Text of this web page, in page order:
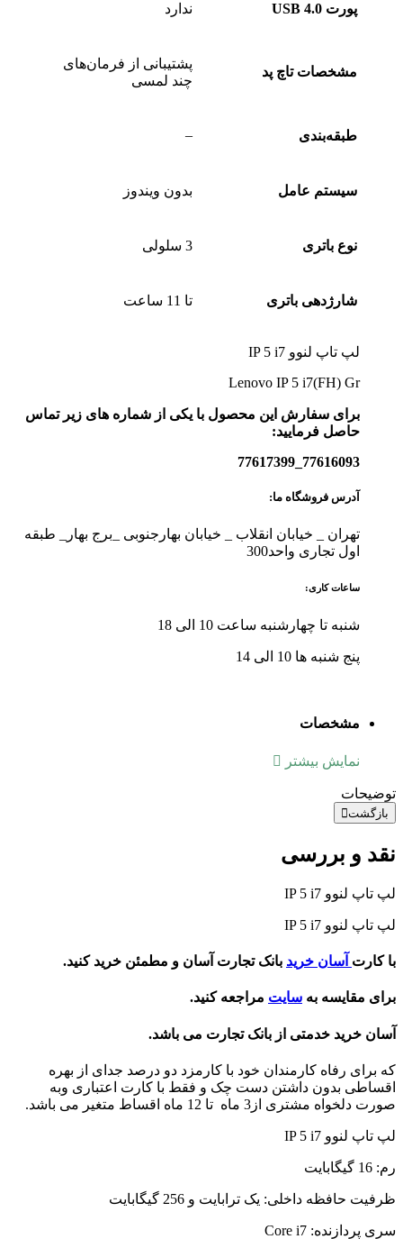
پورت USB 4.0 ندارد
مشخصات تاچ پد
پشتیبانی از فرمان‌های
چند لمسی
طبقه‌بندی –
سیستم عامل بدون ویندوز
نوع باتری 3 سلولی
شارژدهی باتری تا 11 ساعت
لپ تاپ لنوو IP 5 i7
Lenovo IP 5 i7(FH) Gr
برای سفارش این محصول با یکی از شماره های زیر تماس
حاصل فرمایید:
77616093_77617399
آدرس فروشگاه ما:
تهران _ خیابان انقلاب _ خیابان بهارجنوبی _برج بهار_ طبقه
اول تجاری واحد300
ساعات کاری:
شنبه تا چهارشنبه ساعت 10 الی 18
پنج شنبه ها 10 الی 14
مشخصات
نمایش بیشتر
توضیحات
بازگشت
نقد و بررسی
لپ تاپ لنوو IP 5 i7
لپ تاپ لنوو IP 5 i7
با کارت آسان خرید بانک تجارت آسان و مطمئن خرید کنید.
برای مقایسه به سایت مراجعه کنید.
آسان خرید خدمتی از بانک تجارت می باشد.
که برای رفاه کارمندان خود با کارمزد دو درصد جدای از بهره
اقساطی بدون داشتن دست چک و فقط با کارت اعتباری وبه
صورت دلخواه مشتری از3 ماه تا 12 ماه اقساط متغیر می باشد.
لپ تاپ لنوو IP 5 i7
رم: 16 گیگابایت
ظرفیت حافظه داخلی: یک ترابایت و 256 گیگابایت
سری پردازنده: Core i7